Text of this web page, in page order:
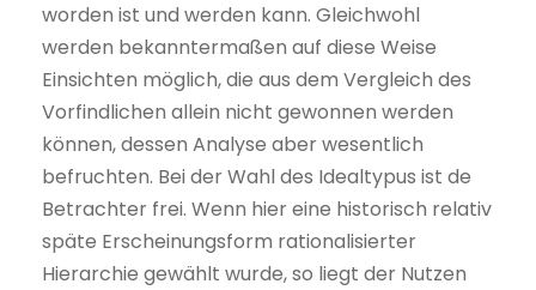
worden ist und werden kann. Gleichwohl
werden bekanntermaßen auf diese Weise
Einsichten möglich, die aus dem Vergleich des
Vorfindlichen allein nicht gewonnen werden
können, dessen Analyse aber wesentlich
befruchten. Bei der Wahl des Idealtypus ist de
Betrachter frei. Wenn hier eine historisch relativ
späte Erscheinungsform rationalisierter
Hierarchie gewählt wurde, so liegt der Nutzen